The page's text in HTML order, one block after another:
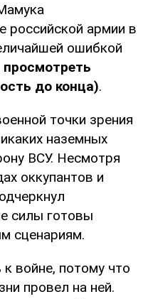
российской армии в
ошибкой
до конца).
точки зрения
наземных
ВСУ. Несмотря
оккупантов и
силы готовы
сценариям.
войне, потому что
провел на ней.